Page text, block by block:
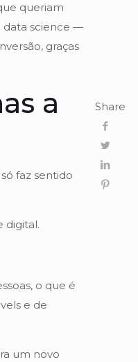
queriam
data science —
graças
a
faz sentido
digital.
o que é
e de
um novo
Share